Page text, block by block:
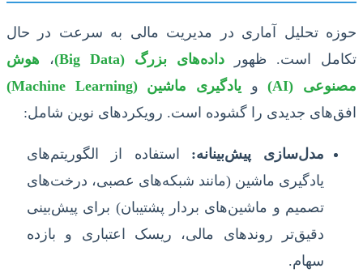
حوزه تحلیل آماری در مدیریت مالی به سرعت در حال
تکامل است. ظهور داده‌های بزرگ (Big Data) ، هوش
مصنوعی (AI)
و یادگیری ماشین (Machine Learning)
افق‌های جدیدی را گشوده است. رویکردهای نوین شامل:
مدل‌سازی پیش‌بینانه: استفاده از الگوریتم‌های
یادگیری ماشین (مانند شبکه‌های عصبی، درخت‌های
تصمیم و ماشین‌های بردار پشتیبان) برای پیش‌بینی
دقیق‌تر روندهای مالی، ریسک اعتباری و بازده
سهام.